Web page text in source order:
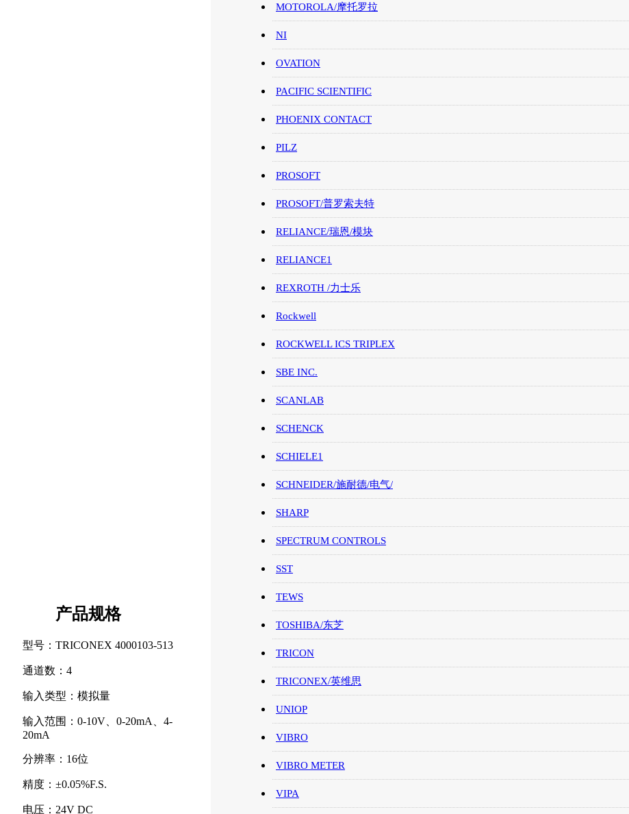
产品规格
型号：TRICONEX 4000103-513
通道数：4
输入类型：模拟量
输入范围：0-10V、0-20mA、4-
20mA
分辨率：16位
精度：±0.05%F.S.
电压：24V DC
MOTOROLA/摩托罗拉
NI
OVATION
PACIFIC SCIENTIFIC
PHOENIX CONTACT
PILZ
PROSOFT
PROSOFT/普罗索夫特
RELIANCE/瑞恩/模块
RELIANCE1
REXROTH /力士乐
Rockwell
ROCKWELL ICS TRIPLEX
SBE INC.
SCANLAB
SCHENCK
SCHIELE1
SCHNEIDER/施耐德/电气/
SHARP
SPECTRUM CONTROLS
SST
TEWS
TOSHIBA/东芝
TRICON
TRICONEX/英维思
UNIOP
VIBRO
VIBRO METER
VIPA